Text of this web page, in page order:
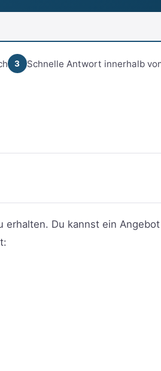
3 Schnelle Antwort innerhalb
erhalten. Du kannst ein